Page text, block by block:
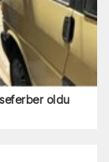
seferber oldu